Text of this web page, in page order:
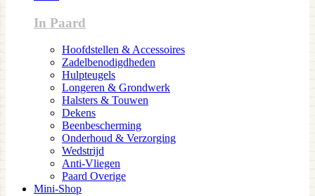
In Paard
Hoofdstellen & Accessoires
Zadelbenodigdheden
Hulpteugels
Longeren & Grondwerk
Halsters & Touwen
Dekens
Beenbescherming
Onderhoud & Verzorging
Wedstrijd
Anti-Vliegen
Paard Overige
Mini-Shop